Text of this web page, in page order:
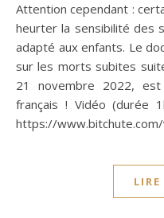
Attention cependant :
heurter la sensibilité des
adapté aux enfants. Le
sur les morts subites
21 novembre 2022, est
français ! Vidéo (durée
https://